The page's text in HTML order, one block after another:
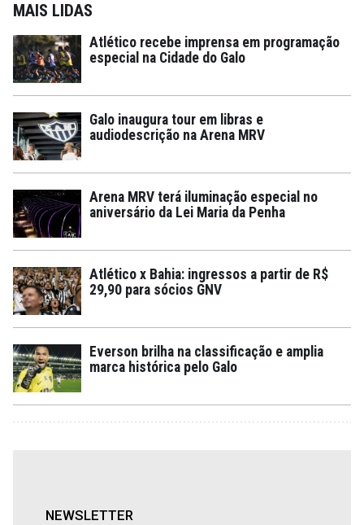
MAIS LIDAS
Atlético recebe imprensa em programação
especial na Cidade do Galo
Galo inaugura tour em libras e
audiodescrição na Arena MRV
Arena MRV terá iluminação especial no
aniversário da Lei Maria da Penha
Atlético x Bahia: ingressos a partir de R$
29,90 para sócios GNV
Everson brilha na classificação e amplia
marca histórica pelo Galo
NEWSLETTER